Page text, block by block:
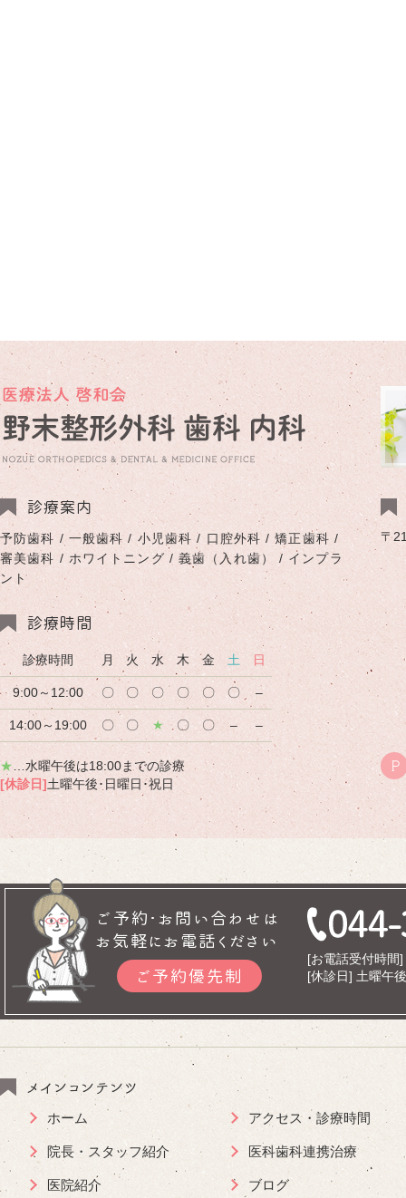
診療案内
予防歯科 / 一般歯科 / 小児歯科 / 口腔外科 / 矯正歯科 /
審美歯科 / ホワイトニング / 義歯（入れ歯） / インプラ
ント
診療時間
診療時間 月 火 水 木 金 土 日
9:00～12:00 〇 〇 〇 〇 〇 〇 –
14:00～19:00 〇 〇 ★ 〇 〇 – –
★ …水曜午後は18:00までの診療
[休診日]土曜午後･日曜日･祝日
〒
P
ご予約･お問い合わせは
お気軽にお電話ください
ご予約優先制
[お電話受付時間
[休診日] 土曜午
メインコンテンツ
ホーム
院長・スタッフ紹介
医院紹介
アクセス・診療時間
医科歯科連携治療
ブログ